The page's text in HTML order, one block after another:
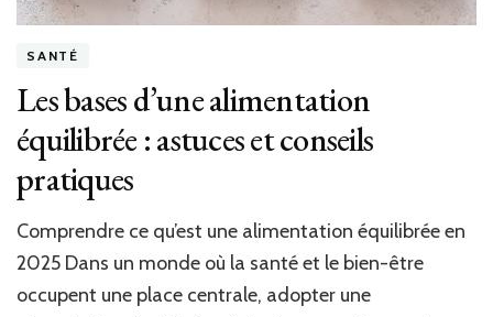
SANTÉ
Les bases d’une alimentation
équilibrée : astuces et conseils
pratiques
Comprendre ce qu’est une alimentation équilibrée en
2025 Dans un monde où la santé et le bien-être
occupent une place centrale, adopter une